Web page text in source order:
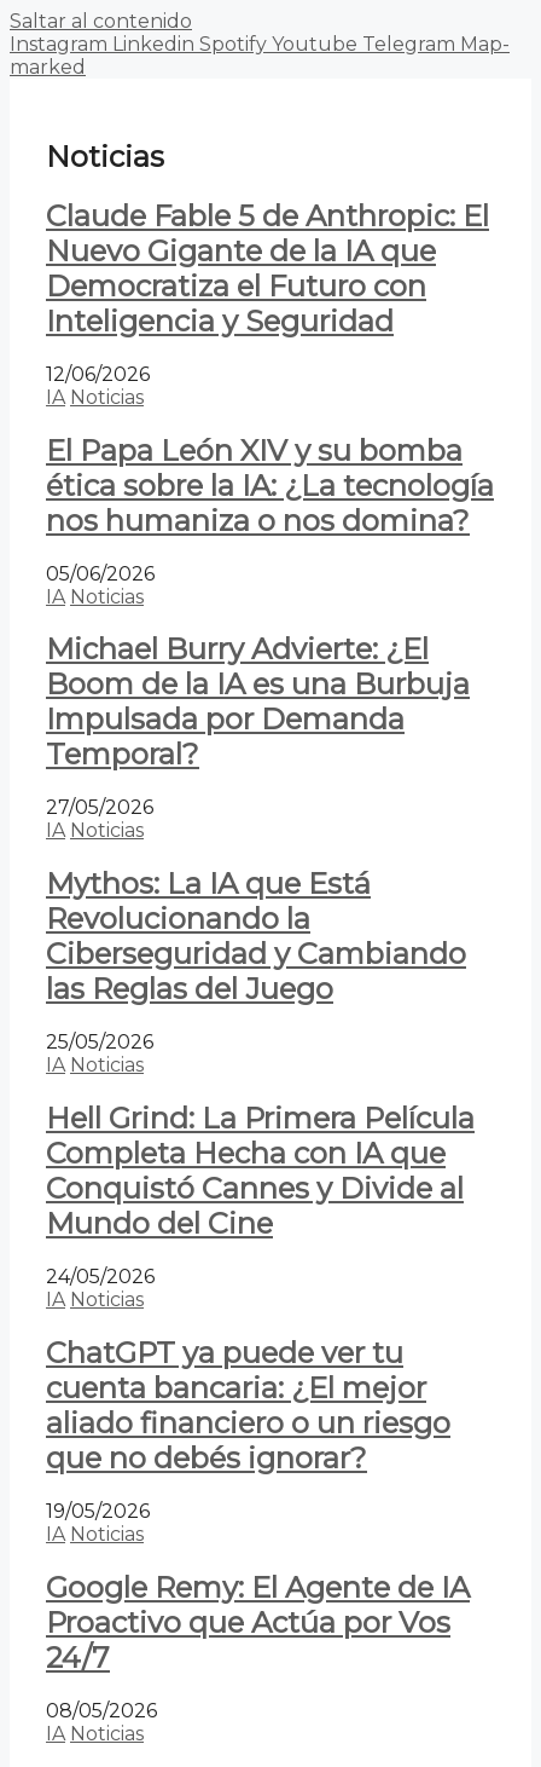
Saltar al contenido
Instagram Linkedin Spotify Youtube Telegram Map-
marked
Noticias
Claude Fable 5 de Anthropic: El
Nuevo Gigante de la IA que
Democratiza el Futuro con
Inteligencia y Seguridad
12/06/2026
IA Noticias
El Papa León XIV y su bomba
ética sobre la IA: ¿La tecnología
nos humaniza o nos domina?
05/06/2026
IA Noticias
Michael Burry Advierte: ¿El
Boom de la IA es una Burbuja
Impulsada por Demanda
Temporal?
27/05/2026
IA Noticias
Mythos: La IA que Está
Revolucionando la
Ciberseguridad y Cambiando
las Reglas del Juego
25/05/2026
IA Noticias
Hell Grind: La Primera Película
Completa Hecha con IA que
Conquistó Cannes y Divide al
Mundo del Cine
24/05/2026
IA Noticias
ChatGPT ya puede ver tu
cuenta bancaria: ¿El mejor
aliado financiero o un riesgo
que no debés ignorar?
19/05/2026
IA Noticias
Google Remy: El Agente de IA
Proactivo que Actúa por Vos
24/7
08/05/2026
IA Noticias